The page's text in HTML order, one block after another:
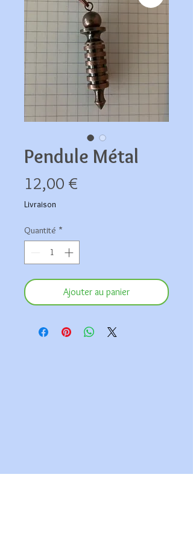
Pendule Métal
12,00 €
Livraison
Quantité *
Ajouter au panier